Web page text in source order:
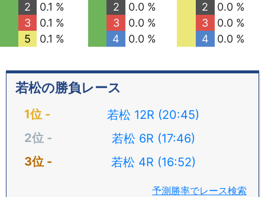
2
0.1 %
3
0.1 %
5
0.1 %
2
0.0 %
3
0.0 %
4
0.0 %
2
0.0 %
3
0.0 %
4
0.0 %
若松の勝負レース
若松 12R (20:45)
若松 6R (17:46)
若松 4R (16:52)
予測勝率でレース検索